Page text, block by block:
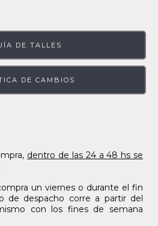
DE TALLES
DE CAMBIOS
dentro de las 24 a 48 hs se
un viernes o durante el fin
despacho corre a partir del
con los fines de semana